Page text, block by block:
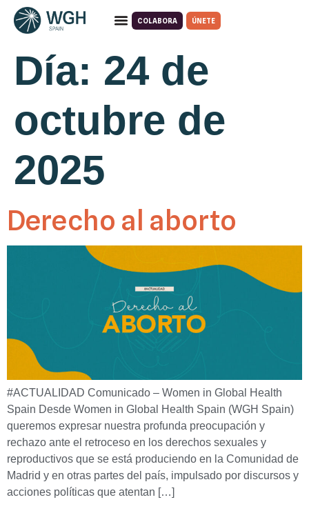
COLABORA ÚNETE
Día: 24 de
octubre de
2025
Derecho al aborto
#ACTUALIDAD Comunicado – Women in Global Health
Spain Desde Women in Global Health Spain (WGH Spain)
queremos expresar nuestra profunda preocupación y
rechazo ante el retroceso en los derechos sexuales y
reproductivos que se está produciendo en la Comunidad de
Madrid y en otras partes del país, impulsado por discursos y
acciones políticas que atentan […]